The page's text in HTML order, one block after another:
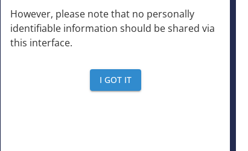
However, please note that no personally
identifiable information should be shared via
this interface.
I GOT IT